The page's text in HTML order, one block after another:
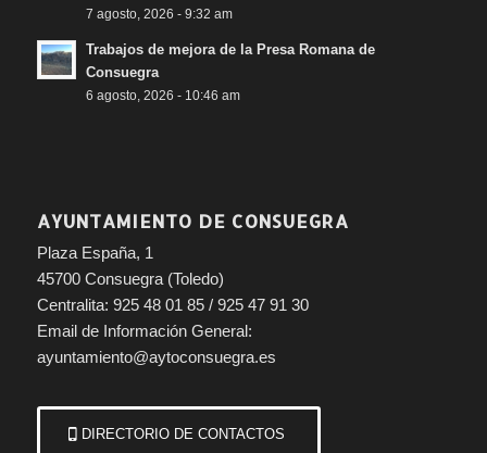
7 agosto, 2026 - 9:32 am
Trabajos de mejora de la Presa Romana de
Consuegra
6 agosto, 2026 - 10:46 am
AYUNTAMIENTO DE CONSUEGRA
Plaza España, 1
45700 Consuegra (Toledo)
Centralita: 925 48 01 85 / 925 47 91 30
Email de Información General:
ayuntamiento@aytoconsuegra.es
DIRECTORIO DE CONTACTOS